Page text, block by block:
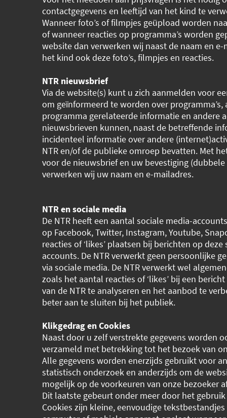
contactgegevens en leeftijd van het kind te
Wanneer foto’s of filmpjes geüpload worden
of wanneer reacties op programma’s worden
website dan verwerken wij naast de naam en e-
het kind ook deze foto’s, filmpjes en reacties.
NTR nieuwsbrief
Via de website(s) kunt u zich aanmelden voor
om geïnformeerd te worden over programma’s,
programma gerelateerde informatie en andere
nieuwsbrieven kunnen, naast de betreffende
incidenteel informatie over andere
NTR en/of de publieke omroep bevatten. Met
voor de nieuwsbrief en uw bevestiging
verwerken wij uw naam en e-mailadres.
NTR en sociale media
De NTR heeft een aantal sociale media-
op Facebook, Twitter, Instagram, Youtube,
reacties of ‘likes’ plaatsen bij berichten op
accounts. De NTR verwerkt geen persoonlijke
via sociale media. De NTR verwerkt wel
zoals het aantal reacties of ‘likes’ bij een
van de NTR te analyseren en het aanbod te
beter aan te sluiten bij het publiek.
Klikgedrag en Cookies
Naast door u zelf verstrekte gegevens worden
verzameld met betrekking tot het bezoek van
Alle gegevens worden enerzijds gebruikt voor
statistisch onderzoek en anderzijds om de
mogelijk op de voorkeuren van onze bezoeker
Dit laatste gebeurt onder meer door het
Cookies zijn kleine, eenvoudige